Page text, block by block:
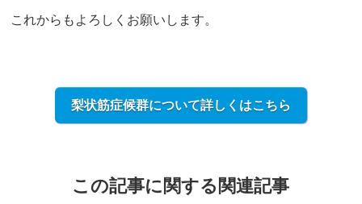
これからもよろしくお願いします。
梨状筋症候群について詳しくはこちら
この記事に関する関連記事